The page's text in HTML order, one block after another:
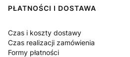
PŁATNOŚCI I DOSTAWA
Czas i koszty dostawy
Czas realizacji zamówienia
Formy płatności